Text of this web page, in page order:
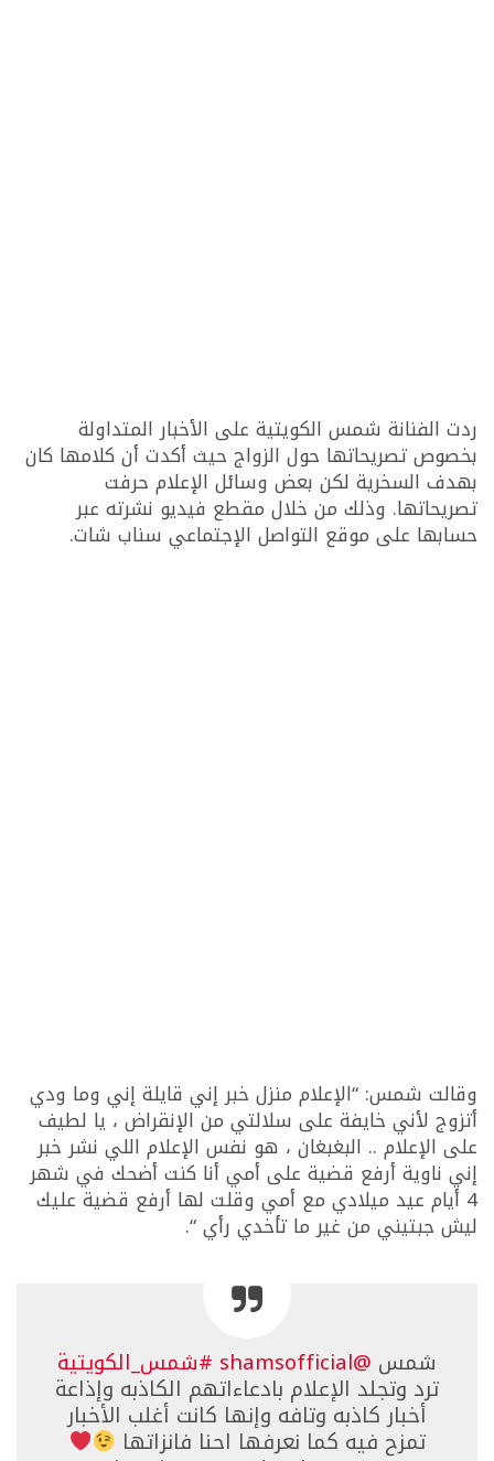
ردت الفنانة شمس الكويتية على الأخبار المتداولة
بخصوص تصريحاتها حول الزواج حيث أكدت أن كلامها كان
بهدف السخرية لكن بعض وسائل الإعلام حرفت
تصريحاتها. وذلك من خلال مقطع فيديو نشرته عبر
حسابها على موقع التواصل الإجتماعي سناب شات.
وقالت شمس: “الإعلام منزل خبر إني قايلة إني وما ودي
أتزوج لأني خايفة على سلالتي من الإنقراض ، يا لطيف
على الإعلام .. البغبغان ، هو نفس الإعلام اللي نشر خبر
إني ناوية أرفع قضية على أمي أنا كنت أضحك في شهر
4 أيام عيد ميلادي مع أمي وقلت لها أرفع قضية عليك
ليش جبتيني من غير ما تأخدي رأي “.
شمس @shamsofficial #شمس_الكويتية
ترد وتجلد الإعلام بادعاءاتهم الكاذبه وإذاعة
أخبار كاذبه وتافه وإنها كانت أغلب الأخبار
تمزح فيه كما نعرفها احنا فانزاتها